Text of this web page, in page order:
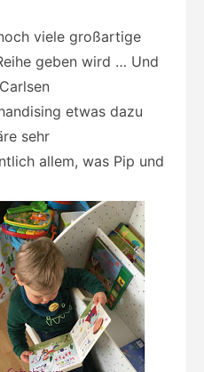
viele großartige
geben wird … Und
etwas dazu
sehr
allem, was Pip und